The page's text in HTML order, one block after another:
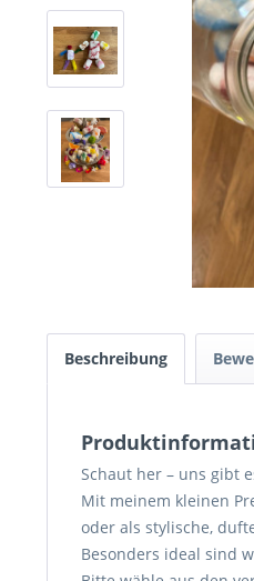
Beschreibung
Schaut her – uns gibt
Mit meinem kleinen
oder als stylische,
Besonders ideal sind